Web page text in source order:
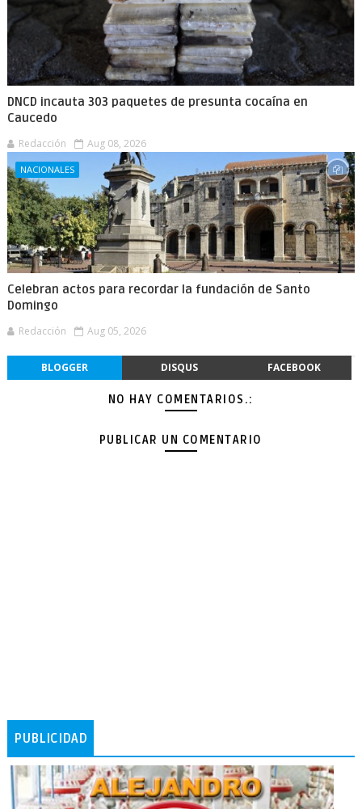
DNCD incauta 303 paquetes de presunta cocaína en
Caucedo
Redacción Aug 08, 2026
NACIONALES
Celebran actos para recordar la fundación de Santo
Domingo
Redacción Aug 05, 2026
BLOGGER DISQUS FACEBOOK
NO HAY COMENTARIOS.:
PUBLICAR UN COMENTARIO
PUBLICIDAD